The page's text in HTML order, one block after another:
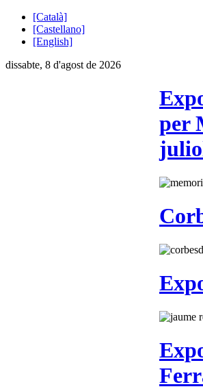
[Català]
[Castellano]
[English]
dissabte, 8 d'agost de 2026
per